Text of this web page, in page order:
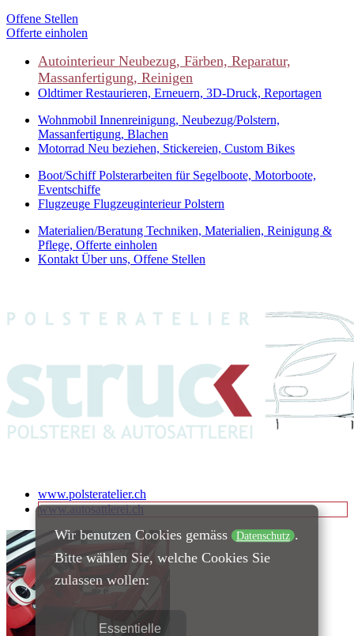
Offene Stellen
Offerte einholen
Autointerieur Neubezug, Färben, Reparatur,
Massanfertigung, Reinigen
OldtimerRestaurieren, Erneuern, 3D-Druck, Reportagen
Wohnmobil Innenreinigung, Neubezug/Polstern,
Massanfertigung, Blachen
Motorrad Neu beziehen, Stickereien, Custom Bikes
Boot/SchiffPolsterarbeiten für Segelboote, Motorboote,
Eventschiffe
Flugzeuge Flugzeuginterieur Polstern
Materialien/Beratung Techniken, Materialien, Reinigung &
Pflege, Offerte einholen
KontaktÜber uns, Offene Stellen
www.polsteratelier.ch
www.autosattlerei.ch
Wir benutzen Cookies gemäss Datenschutz .
Bitte wählen Sie, welche Cookies Sie
zulassen wollen:
Essentielle